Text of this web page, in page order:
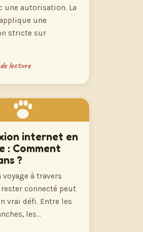
une autorisation. La
une
stricte sur
lecture
internet en
: Comment
?
voyage à travers
rester connecté peut
vrai défi. Entre les
les…